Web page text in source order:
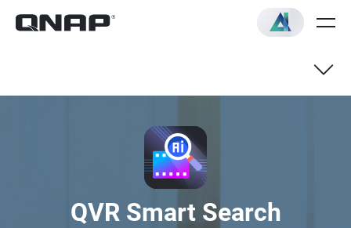
QVR Smart Search